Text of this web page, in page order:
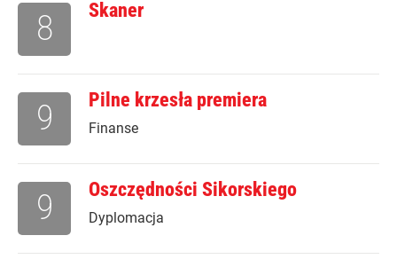
Skaner
8
Pilne krzesła premiera
Finanse
9
Oszczędności Sikorskiego
Dyplomacja
9